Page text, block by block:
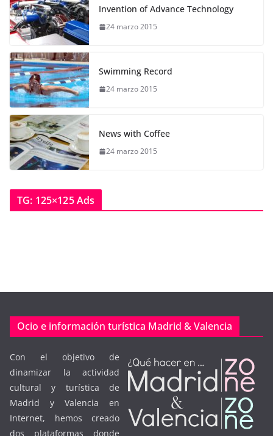
Invention of Advance Technology
24 marzo 2015
Swimming Record
24 marzo 2015
News with Coffee
24 marzo 2015
TG: 125×125 Ads
Ocio e información turística Madrid & Valencia
Con el objetivo de
dinamizar la actividad
cultural y turística de
Madrid y Valencia en
Internet, hemos creado
dos plataformas donde